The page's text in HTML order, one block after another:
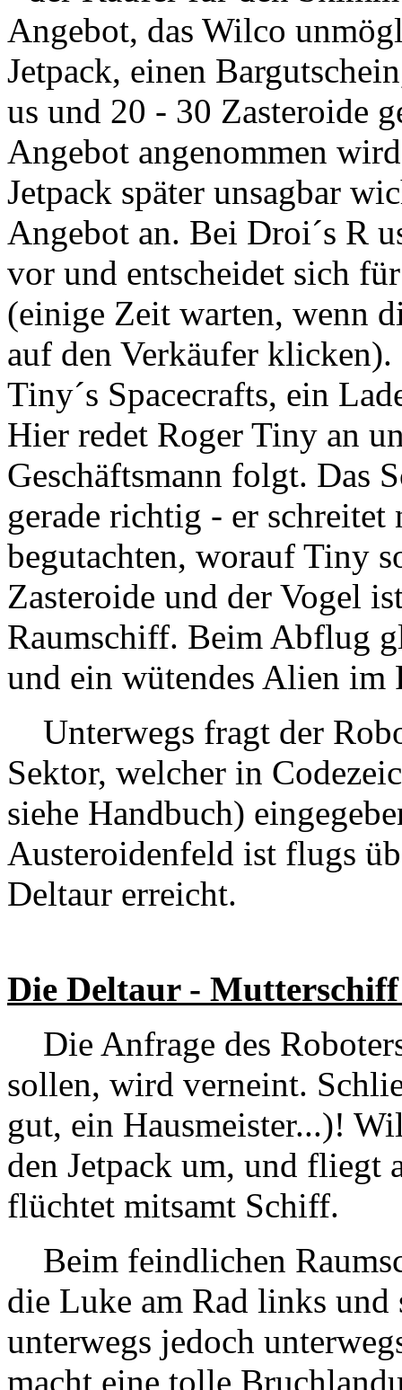
Angebot, das Wilco
Jetpack, einen
us und 20 - 30 Zasteroide
Angebot angenommen
Jetpack später unsagbar
Angebot an. Bei Droi´s R
vor und entscheidet sich
(einige Zeit warten, wenn
auf den Verkäufer
Tiny´s Spacecrafts, ein
Hier redet Roger Tiny an
Geschäftsmann folgt. Das
gerade richtig - er schreitet
begutachten, worauf Tiny
Zasteroide und der Vogel
Raumschiff. Beim Abflug
und ein wütendes Alien im
Unterwegs fragt der
Sektor, welcher in
siehe Handbuch)
Austeroidenfeld ist flugs
Deltaur erreicht.
Die Deltaur - Mutterschiff
Die Anfrage des
sollen, wird verneint.
gut, ein Hausmeister...)!
den Jetpack um, und fliegt
flüchtet mitsamt Schiff.
Beim feindlichen
die Luke am Rad links
unterwegs jedoch
macht eine tolle